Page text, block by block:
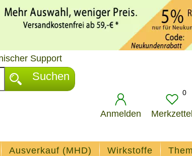
Support
Suchen
Anmelden
0
Merkzettel
Ausverkauf (MHD) Wirkstoffe